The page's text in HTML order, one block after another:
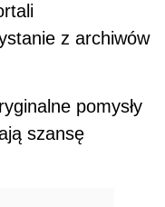
z archiwów
pomysły
szansę